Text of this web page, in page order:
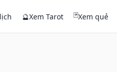
🔮Xem Tarot 🃏Xem quẻ